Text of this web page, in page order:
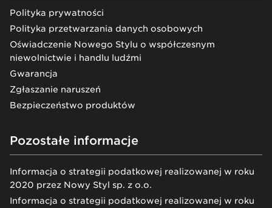
Polityka prywatności
Polityka przetwarzania danych osobowych
Oświadczenie Nowego Stylu o współczesnym
niewolnictwie i handlu ludźmi
Gwarancja
Zgłaszanie naruszeń
Bezpieczeństwo produktów
Pozostałe informacje
Informacja o strategii podatkowej realizowanej w roku
2020 przez Nowy Styl sp. z o.o.
Informacja o strategii podatkowej realizowanej w roku